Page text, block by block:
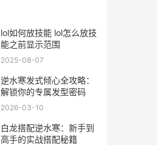
lol如何放技能 lol怎么放技
能之前显示范围
2025-08-07
逆水寒发式倾心全攻略：
解锁你的专属发型密码
2026-03-10
白龙搭配逆水寒：新手到
高手的实战搭配秘籍